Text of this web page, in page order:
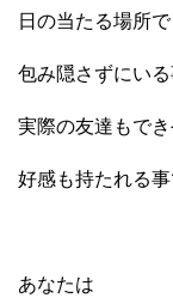
日の当たる場所で
包み隠さずにい
実際の友達もでき
好感も持たれる事
あなたは